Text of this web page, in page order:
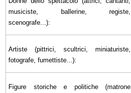
musiciste, ballerine, registe,
scenografe...):
Artiste (pittrici, scultrici, miniaturiste,
fotografe, fumettiste...):
Figure storiche e politiche (matrone